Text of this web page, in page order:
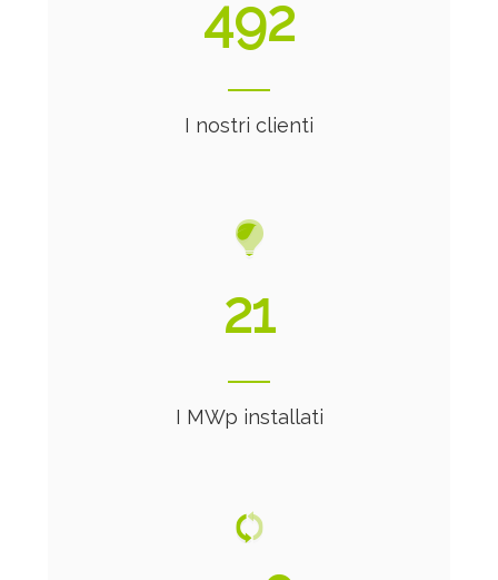
492
I nostri clienti
21
I MWp installati